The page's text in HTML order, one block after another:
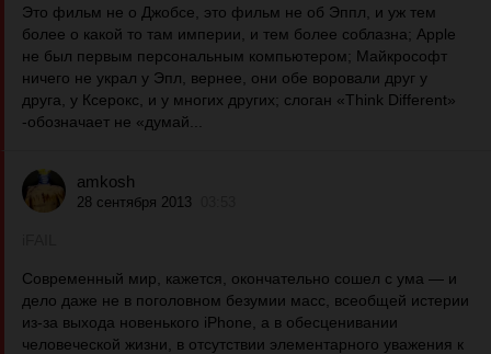
Это фильм не о Джобсе, это фильм не об Эппл, и уж тем
более о какой то там империи, и тем более соблазна; Apple
не был первым персональным компьютером; Майкрософт
ничего не украл у Эпл, вернее, они обе воровали друг у
друга, у Ксерокс, и у многих других; слоган «Think Different»
-обозначает не «думай...
amkosh
28 сентября 2013
Современный мир, кажется, окончательно сошел с ума — и
дело даже не в поголовном безумии масс, всеобщей истерии
из-за выхода новенького iPhone, а в обесценивании
человеческой жизни, в отсутствии элементарного уважения к